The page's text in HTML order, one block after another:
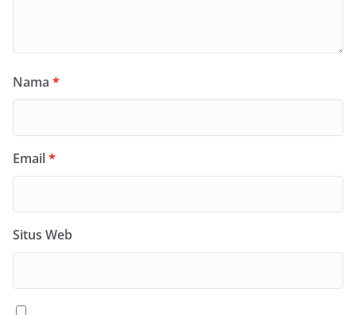
Nama *
Email*
Situs Web